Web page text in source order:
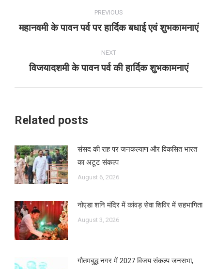
navigation
PREVIOUS
Previous
महानवमी के पावन पर्व पर हार्दिक बधाई एवं शुभकामनाएं
NEXT
Next
विजयादशमी के पावन पर्व की हार्दिक शुभकामनाएं
Related posts
संसद की राह पर जनकल्याण और विकसित भारत
का अटूट संकल्प
August 6, 2026
नोएडा शनि मंदिर में कांवड़ सेवा शिविर में सहभागिता
August 3, 2026
गौतमबुद्ध नगर में 2027 विजय संकल्प जनसभा,